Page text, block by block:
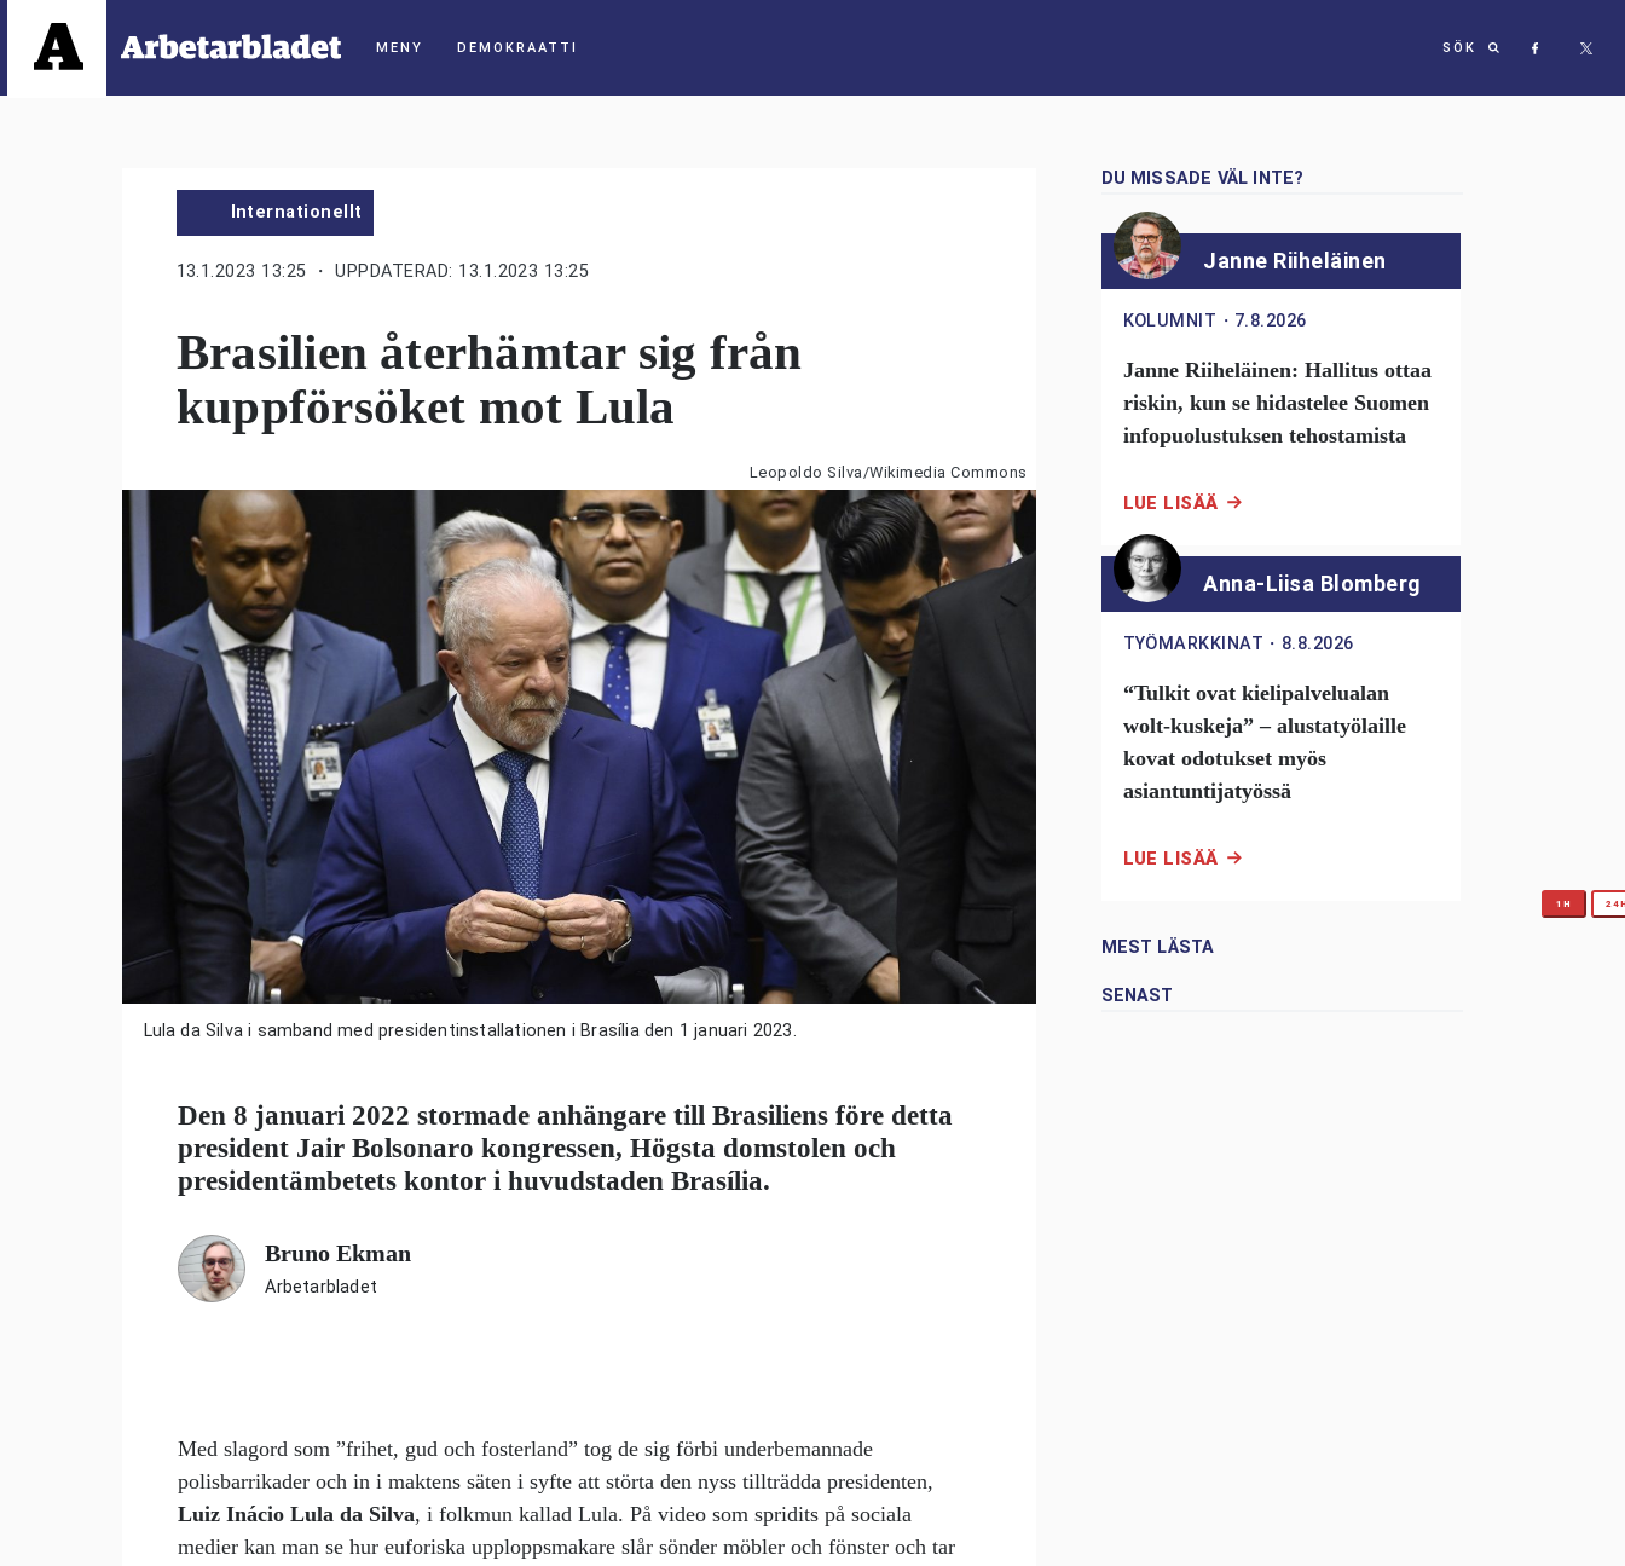
DEMOKRAATTI SÖK
Internationellt
13.1.2023 13:25 ・ UPPDATERAD: 13.1.2023 13:25
Brasilien återhämtar sig från
kuppförsöket mot Lula
Leopoldo Silva/Wikimedia Commons
Lula da Silva i samband med presidentinstallationen i Brasília den 1 januari 2023.
Den 8 januari 2022 stormade anhängare till Brasiliens före detta
president Jair Bolsonaro kongressen, Högsta domstolen och
presidentämbetets kontor i huvudstaden Brasília.
Bruno Ekman
Arbetarbladet
Med slagord som ”frihet, gud och fosterland” tog de sig förbi underbemannade
polisbarrikader och in i maktens säten i syfte att störta den nyss tillträdda presidenten,
Luiz Inácio Lula da Silva, i folkmun kallad Lula. På video som spridits på sociala
medier kan man se hur euforiska upploppsmakare slår sönder möbler och fönster och tar
DU MISSADE VÄL INTE?
Janne Riiheläinen
KOLUMNIT ・ 7.8.2026
Janne Riiheläinen: Hallitus ottaa
riskin, kun se hidastelee Suomen
infopuolustuksen tehostamista
LUE LISÄÄ
Anna-Liisa Blomberg
TYÖMARKKINAT ・ 8.8.2026
“Tulkit ovat kielipalvelualan
wolt-kuskeja” – alustatyölaille
kovat odotukset myös
asiantuntijatyössä
LUE LISÄÄ
MEST LÄSTA
1H
SENAST